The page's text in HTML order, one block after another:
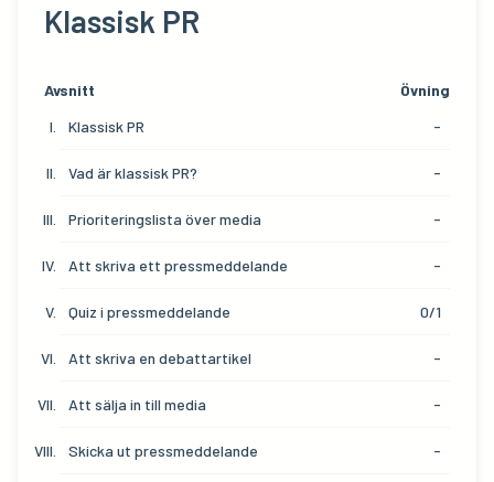
Klassisk PR
Avsnitt
Övning
Klassisk PR
-
Vad är klassisk PR? -
Prioriteringslista över media -
Att skriva ett pressmeddelande -
Quiz i pressmeddelande 0/1
Att skriva en debattartikel -
Att sälja in till media -
Skicka ut pressmeddelande -